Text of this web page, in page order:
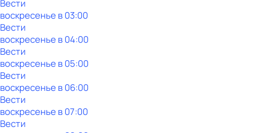
Вести
воскресенье в03:00
Вести
воскресенье в04:00
Вести
воскресенье в05:00
Вести
воскресенье в06:00
Вести
воскресенье в07:00
Вести